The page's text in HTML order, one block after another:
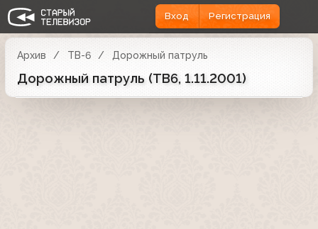
Вход Регистрация
Архив ТВ-6 Дорожный патруль
Дорожный патруль (ТВ6, 1.11.2001)